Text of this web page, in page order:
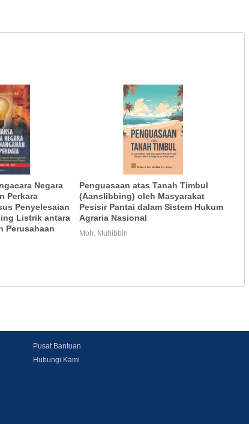
Negara
Perkara
Penyelesaian
Listrik antara
Perusahaan
Penguasaan atas Tanah Timbul
(Aanslibbing) oleh Masyarakat
Pesisir Pantai dalam Sistem Hukum
Agraria Nasional
Moh. Muhibbin
Pusat Bantuan
Hubungi Kami